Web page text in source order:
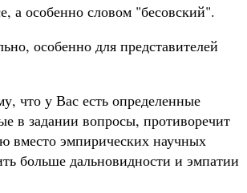
а особенно словом "бесовский".
особенно для представителей
что у Вас есть определенные
в задании вопросы, противоречит
вместо эмпирических научных
больше дальновидности и эмпатии